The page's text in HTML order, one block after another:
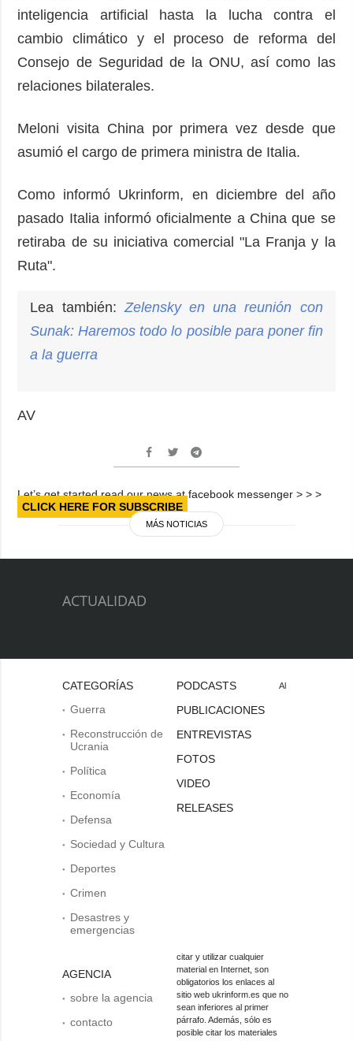
inteligencia artificial hasta la lucha contra el
cambio climático y el proceso de reforma del
Consejo de Seguridad de la ONU, así como las
relaciones bilaterales.
Meloni visita China por primera vez desde que
asumió el cargo de primera ministra de Italia.
Como informó Ukrinform, en diciembre del año
pasado Italia informó oficialmente a China que se
retiraba de su iniciativa comercial "La Franja y la
Ruta".
Lea también: Zelensky en una reunión con
Sunak: Haremos todo lo posible para poner fin
a la guerra
AV
Let’s get started read our news at facebook messenger > > >
CLICK HERE FOR SUBSCRIBE
MÁS NOTICIAS
ACTUALIDAD
CATEGORÍAS
Guerra
Reconstrucción de
Ucrania
Política
Economía
Defensa
Sociedad y Cultura
Deportes
Crimen
Desastres y
emergencias
AGENCIA
sobre la agencia
contacto
PODCASTS
PUBLICACIONES
ENTREVISTAS
FOTOS
VIDEO
RELEASES
Al
citar y utilizar cualquier
material en Internet, son
obligatorios los enlaces al
sitio web ukrinform.es que no
sean inferiores al primer
párrafo. Además, sólo es
posible citar los materiales